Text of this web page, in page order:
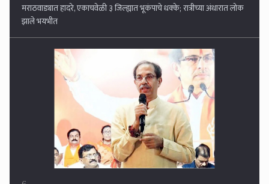
ठाकरेंचा महायुतीवर हल्लाबोल, परभणीला गद्दारीची पार्श्वभूमी, खासदारांच्या
बंडखोरीनंतर उद्धव ठाकरे मराठवाड्यात दाखल...